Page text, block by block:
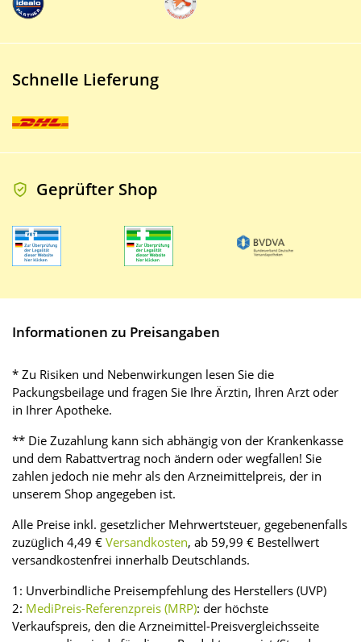
Schnelle Lieferung
Geprüfter Shop
Informationen zu Preisangaben
* Zu Risiken und Nebenwirkungen lesen Sie die
Packungsbeilage und fragen Sie Ihre Ärztin, Ihren Arzt oder
in Ihrer Apotheke.
** Die Zuzahlung kann sich abhängig von der Krankenkasse
und dem Rabattvertrag noch ändern oder wegfallen! Sie
zahlen jedoch nie mehr als den Arzneimittelpreis, der in
unserem Shop angegeben ist.
Alle Preise inkl. gesetzlicher Mehrwertsteuer, gegebenenfalls
zuzüglich 4,49 € Versandkosten, ab 59,99 € Bestellwert
versandkostenfrei innerhalb Deutschlands.
1: Unverbindliche Preisempfehlung des Herstellers (UVP)
2: MediPreis-Referenzpreis (MRP): der höchste
Verkaufspreis, den die Arzneimittel-Preisvergleichsseite